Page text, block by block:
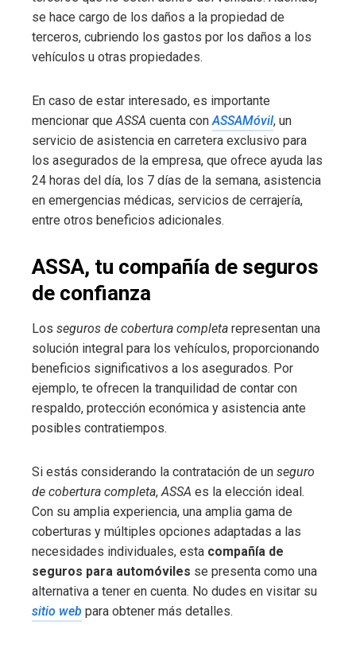
se hace cargo de los daños a la propiedad de
terceros, cubriendo los gastos por los daños a los
vehículos u otras propiedades.
En caso de estar interesado, es importante
mencionar queASSA cuenta conASSAMóvil, un
servicio de asistencia en carretera exclusivo para
los asegurados de la empresa, que ofrece ayuda las
24 horas del día, los 7 días de la semana, asistencia
en emergencias médicas, servicios de cerrajería,
entre otros beneficios adicionales.
ASSA, tu compañía de seguros
de confianza
Los seguros de cobertura completa representan una
solución integral para los vehículos, proporcionando
beneficios significativos a los asegurados. Por
ejemplo, te ofrecen la tranquilidad de contar con
respaldo, protección económica y asistencia ante
posibles contratiempos.
Si estás considerando la contratación de un seguro
de cobertura completa,ASSA es la elección ideal.
Con su amplia experiencia, una amplia gama de
coberturas y múltiples opciones adaptadas a las
necesidades individuales, esta compañía de
seguros para automóviles se presenta como una
alternativa a tener en cuenta. No dudes en visitar su
sitio web para obtener más detalles.